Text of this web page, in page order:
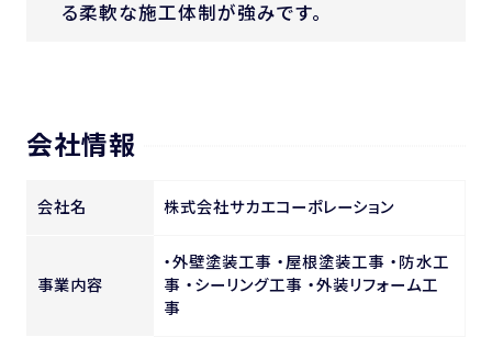
る柔軟な施工体制が強みです。
会社情報
会社名 株式会社サカエコーポレーション
事業内容
・外壁塗装工事 ・屋根塗装工事 ・防水工
事 ・シーリング工事 ・外装リフォーム工
事